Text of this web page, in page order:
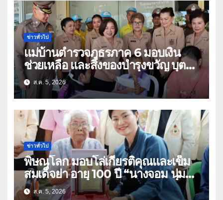
ข่าวทั่วไป
แม่บ้านตำรวจภูธรภาค 6 มอบเงิน
ช่วยเหลือ และสิ่งของบำรุงขวัญ บุตร-
ธิดา ข้าราชการตำรวจจังหวัด
อุทัยธานี
ส.ค. 5, 2026
ข่าวทั่วไป
พิษณุโลก มอบโล่เกียรติคุณและเข็ม
สมเด็จย่า อายุ 100 ปี “นางจอม นุ่ม
เนตร” ตำบลบ้านกร่าง อำเภอเมือง
ส.ค. 5, 2026